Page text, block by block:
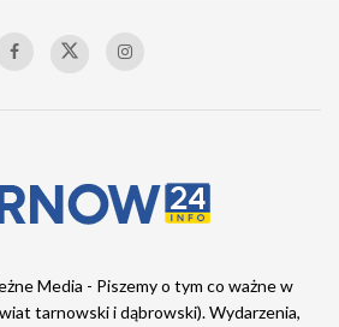
Media - Piszemy o tym co ważne w
tarnowski i dąbrowski). Wydarzenia,